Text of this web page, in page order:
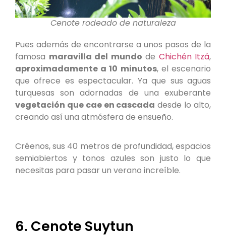
Cenote rodeado de naturaleza
Pues además de encontrarse a unos pasos de la
famosa maravilla del mundo de Chichén Itzá,
aproximadamente a 10 minutos, el escenario
que ofrece es espectacular. Ya que sus aguas
turquesas son adornadas de una exuberante
vegetación que cae en cascada desde lo alto,
creando así una atmósfera de ensueño.
Créenos, sus 40 metros de profundidad, espacios
semiabiertos y tonos azules son justo lo que
necesitas para pasar un verano increíble.
6. Cenote Suytun